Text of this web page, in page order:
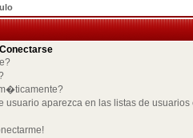
aparezca en las listas de usuarios